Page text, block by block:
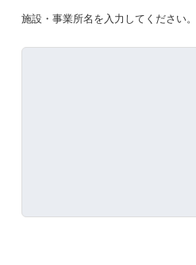
施設・事業所名を入力してください。